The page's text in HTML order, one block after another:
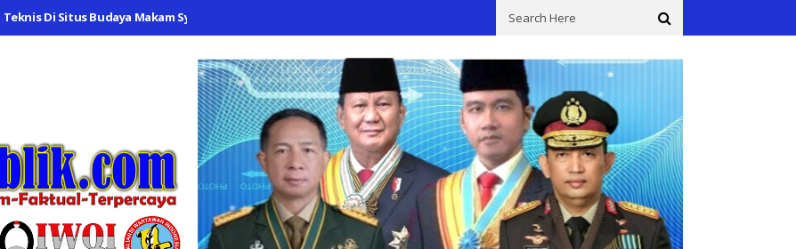
Budaya Makam Syekh Quro Bhabinkamtibmas Polsek Lemahabang Imbau Warga Desa Karymukti Untuk Tetap Pertahankan